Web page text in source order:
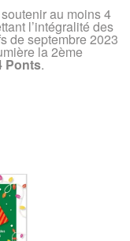
4
Ponts
au moins 4
l’intégralité des
de septembre 2023
la 2ème
Ponts.